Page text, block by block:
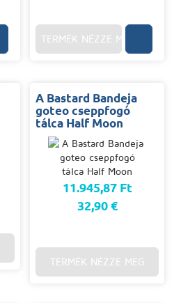
TERMÉK NÉZZE MEG
A Bastard Bandeja
goteo cseppfogó
tálca Half Moon
11.945,87 Ft
32,90 €
TERMÉK NÉZZE MEG